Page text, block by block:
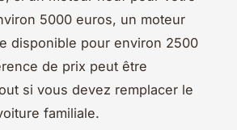
5000 euros, un moteur
disponible pour environ 2500
de prix peut être
si vous devez remplacer le
familiale.